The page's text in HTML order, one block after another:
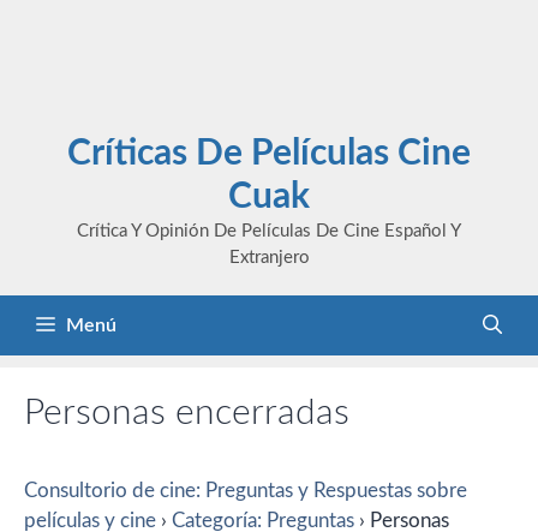
Críticas De Películas Cine
Cuak
Crítica Y Opinión De Películas De Cine Español Y
Extranjero
Menú
Personas encerradas
Consultorio de cine: Preguntas y Respuestas sobre
películas y cine › Categoría: Preguntas › Personas